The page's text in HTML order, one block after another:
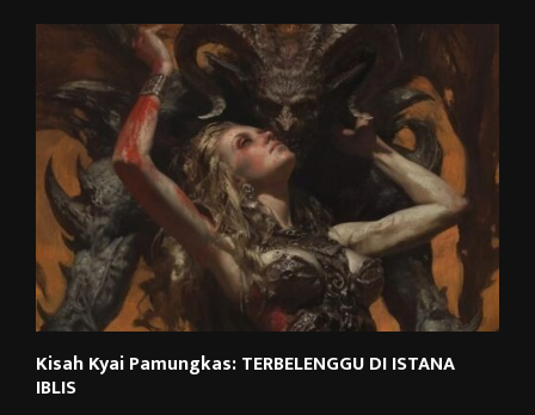
Kisah Kyai Pamungkas: TERBELENGGU DI ISTANA
IBLIS